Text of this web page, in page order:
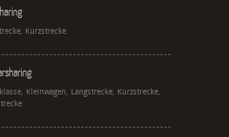
Kurzstrecke
Kleinwagen, Langstrecke, Kurzstrecke,